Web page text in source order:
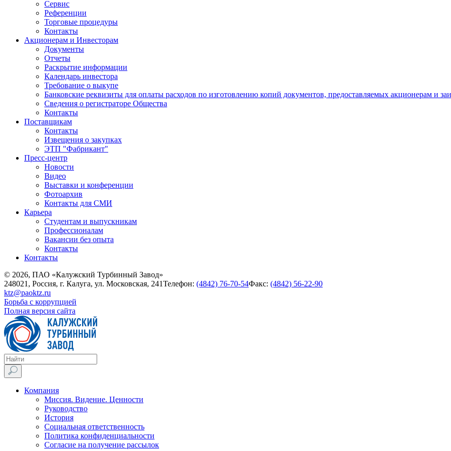
Сервис
Референции
Торговые процедуры
Контакты
Акционерам и Инвесторам
Документы
Отчеты
Раскрытие информации
Календарь инвестора
Требование о выкупе
Банковские реквизиты для оплаты расходов по изготовлению копий документов, предоставляемых акционерам и
Сведения о регистраторе Общества
Контакты
Поставщикам
Контакты
Извещения о закупках
ЭТП "Фабрикант"
Пресс-центр
Новости
Видео
Выставки и конференции
Фотоархив
Контакты для СМИ
Карьера
Студентам и выпускникам
Профессионалам
Вакансии без опыта
Контакты
Контакты
© 2026, ПАО «Калужский Турбинный Завод»
248021, Россия, г. Калуга, ул. Московская, 241Телефон: (4842) 76-70-54Факс: (4842) 56-22-90
ktz@paoktz.ru
Борьба с коррупцией
Полная версия сайта
Компания
Миссия. Видение. Ценности
Руководство
История
Социальная ответственность
Политика конфиденциальности
Согласие на получение рассылок